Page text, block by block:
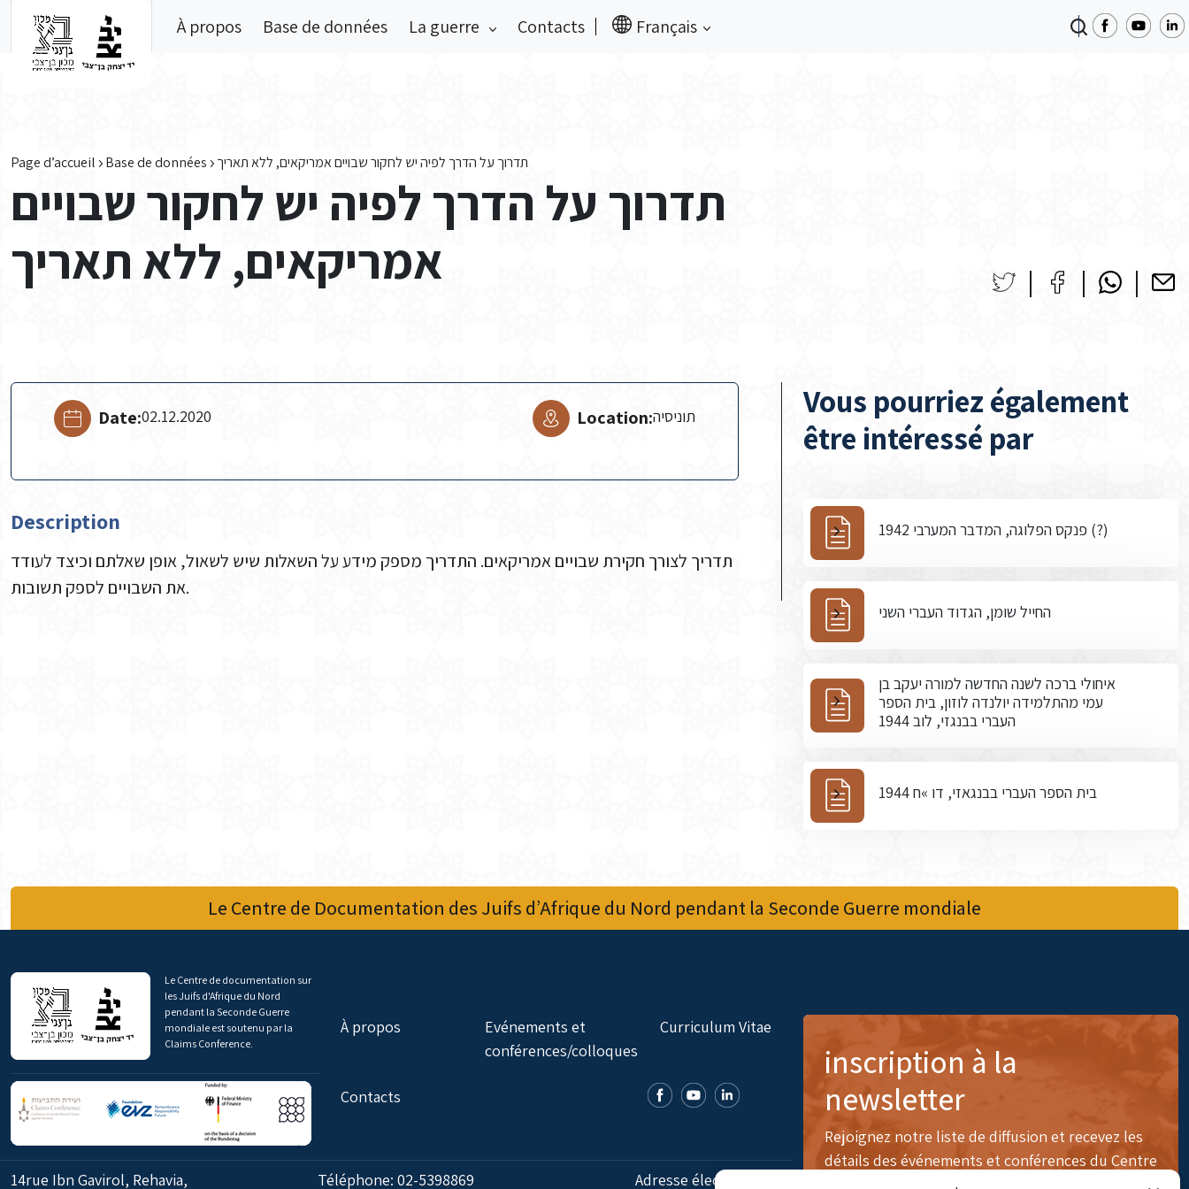
À propos Base de données La guerre Contacts Français
Page d’accueil Base de données תדרוך על הדרך לפיה יש לחקור שבויים אמריקאים, ללא תאריך
תדרוך על הדרך לפיה יש לחקור שבויים
אמריקאים, ללא תאריך
Date:02.12.2020 Location:תוניסיה
Description
תדריך לצורך חקירת שבויים אמריקאים. התדריך מספק מידע על השאלות שיש לשאול, אופן שאלתם וכיצד לעודד
את השבויים לספק תשובות.
Vous pourriez également
être intéressé par
פנקס הפלוגה, המדבר המערבי 1942 (?)
החייל שומן, הגדוד העברי השני
איחולי ברכה לשנה החדשה למורה יעקב בן
עמי מהתלמידה יולנדה לוזון, בית הספר
העברי בבנגזי, לוב 1944
בית הספר העברי בבנגאזי, דו »ח 1944
Le Centre de Documentation des Juifs d’Afrique du Nord pendant la Seconde Guerre mondiale
Le Centre de documentation sur
les Juifs d'Afrique du Nord
pendant la Seconde Guerre
mondiale est soutenu par la
Claims Conference.
À propos
Evénements et
conférences/colloques
Curriculum Vitae
Contacts
14rue Ibn Gavirol, Rehavia, Téléphone:02-5398869 Adresse électronique:
inscription à la
newsletter
Rejoignez notre liste de diffusion et recevez les
détails des événements et conférences du Centre